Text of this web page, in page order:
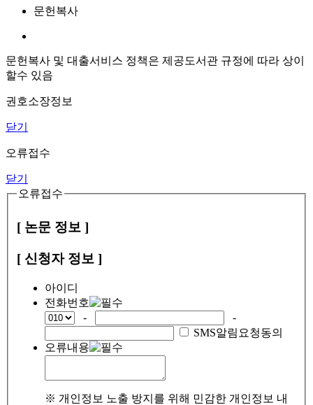
문헌복사
문헌복사 및 대출서비스 정책은 제공도서관 규정에 따라 상이
할수 있음
권호소장정보
닫기
오류접수
닫기
오류접수
[ 논문 정보 ]
[ 신청자 정보 ]
아이디
전화번호
-
-
SMS알림요청동의
오류내용
※ 개인정보 노출 방지를 위해 민감한 개인정보 내